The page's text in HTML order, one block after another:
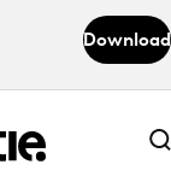
Download
Abonneer nu
Abonneer nu